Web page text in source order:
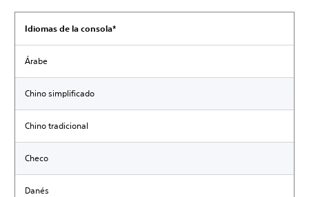
Idiomas de la consola*
Árabe
Chino simplificado
Chino tradicional
Checo
Danés